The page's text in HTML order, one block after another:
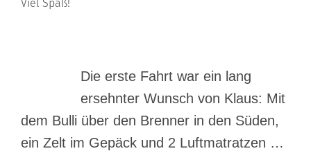
Viel Spaß!
Die erste Fahrt war ein lang
ersehnter Wunsch von Klaus: Mit
dem Bulli über den Brenner in den Süden,
ein Zelt im Gepäck und 2 Luftmatratzen …